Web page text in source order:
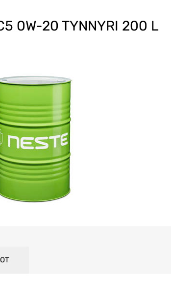
0W-20 TYNNYRI 200 L